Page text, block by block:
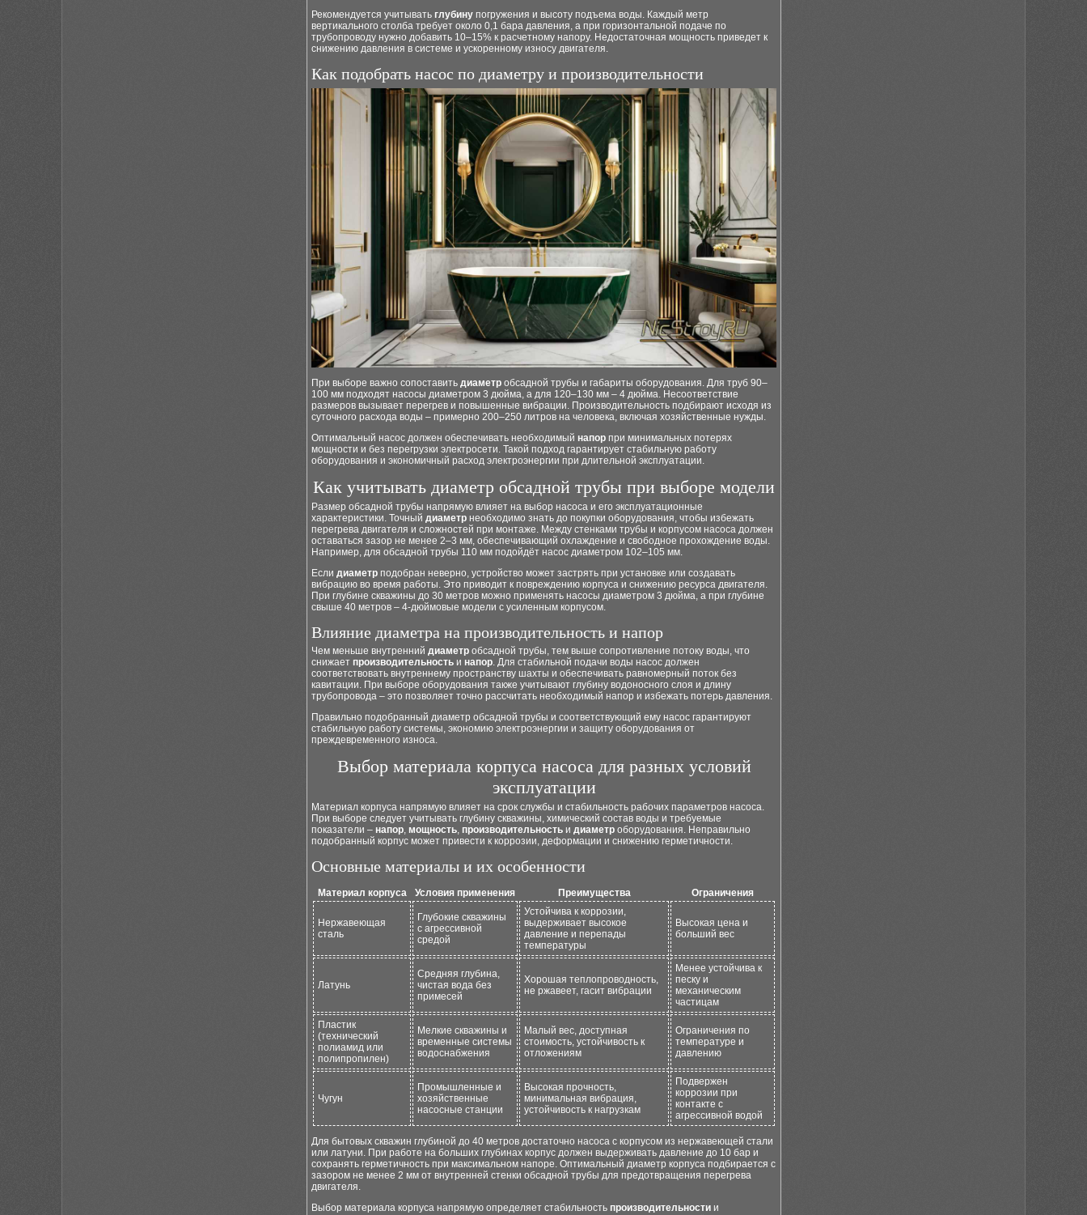
Рекомендуется учитывать глубину погружения и высоту подъема воды. Каждый метр
вертикального столба требует около 0,1 бара давления, а при горизонтальной подаче по
трубопроводу нужно добавить 10–15% к расчетному напору. Недостаточная мощность приведет к
снижению давления в системе и ускоренному износу двигателя.
Как подобрать насос по диаметру и производительности
При выборе важно сопоставить диаметр обсадной трубы и габариты оборудования. Для труб 90–
100 мм подходят насосы диаметром 3 дюйма, а для 120–130 мм – 4 дюйма. Несоответствие
размеров вызывает перегрев и повышенные вибрации. Производительность подбирают исходя из
суточного расхода воды – примерно 200–250 литров на человека, включая хозяйственные нужды.
Оптимальный насос должен обеспечивать необходимый напор при минимальных потерях
мощности и без перегрузки электросети. Такой подход гарантирует стабильную работу
оборудования и экономичный расход электроэнергии при длительной эксплуатации.
Как учитывать диаметр обсадной трубы при выборе модели
Размер обсадной трубы напрямую влияет на выбор насоса и его эксплуатационные
характеристики. Точный диаметр необходимо знать до покупки оборудования, чтобы избежать
перегрева двигателя и сложностей при монтаже. Между стенками трубы и корпусом насоса должен
оставаться зазор не менее 2–3 мм, обеспечивающий охлаждение и свободное прохождение воды.
Например, для обсадной трубы 110 мм подойдёт насос диаметром 102–105 мм.
Если диаметр подобран неверно, устройство может застрять при установке или создавать
вибрацию во время работы. Это приводит к повреждению корпуса и снижению ресурса двигателя.
При глубине скважины до 30 метров можно применять насосы диаметром 3 дюйма, а при глубине
свыше 40 метров – 4-дюймовые модели с усиленным корпусом.
Влияние диаметра на производительность и напор
Чем меньше внутренний диаметр обсадной трубы, тем выше сопротивление потоку воды, что
снижает производительность и напор. Для стабильной подачи воды насос должен
соответствовать внутреннему пространству шахты и обеспечивать равномерный поток без
кавитации. При выборе оборудования также учитывают глубину водоносного слоя и длину
трубопровода – это позволяет точно рассчитать необходимый напор и избежать потерь давления.
Правильно подобранный диаметр обсадной трубы и соответствующий ему насос гарантируют
стабильную работу системы, экономию электроэнергии и защиту оборудования от
преждевременного износа.
Выбор материала корпуса насоса для разных условий
эксплуатации
Материал корпуса напрямую влияет на срок службы и стабильность рабочих параметров насоса.
При выборе следует учитывать глубину скважины, химический состав воды и требуемые
показатели – напор, мощность, производительность и диаметр оборудования. Неправильно
подобранный корпус может привести к коррозии, деформации и снижению герметичности.
Основные материалы и их особенности
Материал корпуса Условия применения Преимущества Ограничения
Нержавеющая
сталь
Глубокие скважины
с агрессивной
средой
Устойчива к коррозии,
выдерживает высокое
давление и перепады
температуры
Высокая цена и
больший вес
Латунь
Средняя глубина,
чистая вода без
примесей
Хорошая теплопроводность,
не ржавеет, гасит вибрации
Менее устойчива к
песку и
механическим
частицам
Пластик
(технический
полиамид или
полипропилен)
Мелкие скважины и
временные системы
водоснабжения
Малый вес, доступная
стоимость, устойчивость к
отложениям
Ограничения по
температуре и
давлению
Чугун
Промышленные и
хозяйственные
насосные станции
Высокая прочность,
минимальная вибрация,
устойчивость к нагрузкам
Подвержен
коррозии при
контакте с
агрессивной водой
Для бытовых скважин глубиной до 40 метров достаточно насоса с корпусом из нержавеющей стали
или латуни. При работе на больших глубинах корпус должен выдерживать давление до 10 бар и
сохранять герметичность при максимальном напоре. Оптимальный диаметр корпуса подбирается с
зазором не менее 2 мм от внутренней стенки обсадной трубы для предотвращения перегрева
двигателя.
Выбор материала корпуса напрямую определяет стабильность производительности и